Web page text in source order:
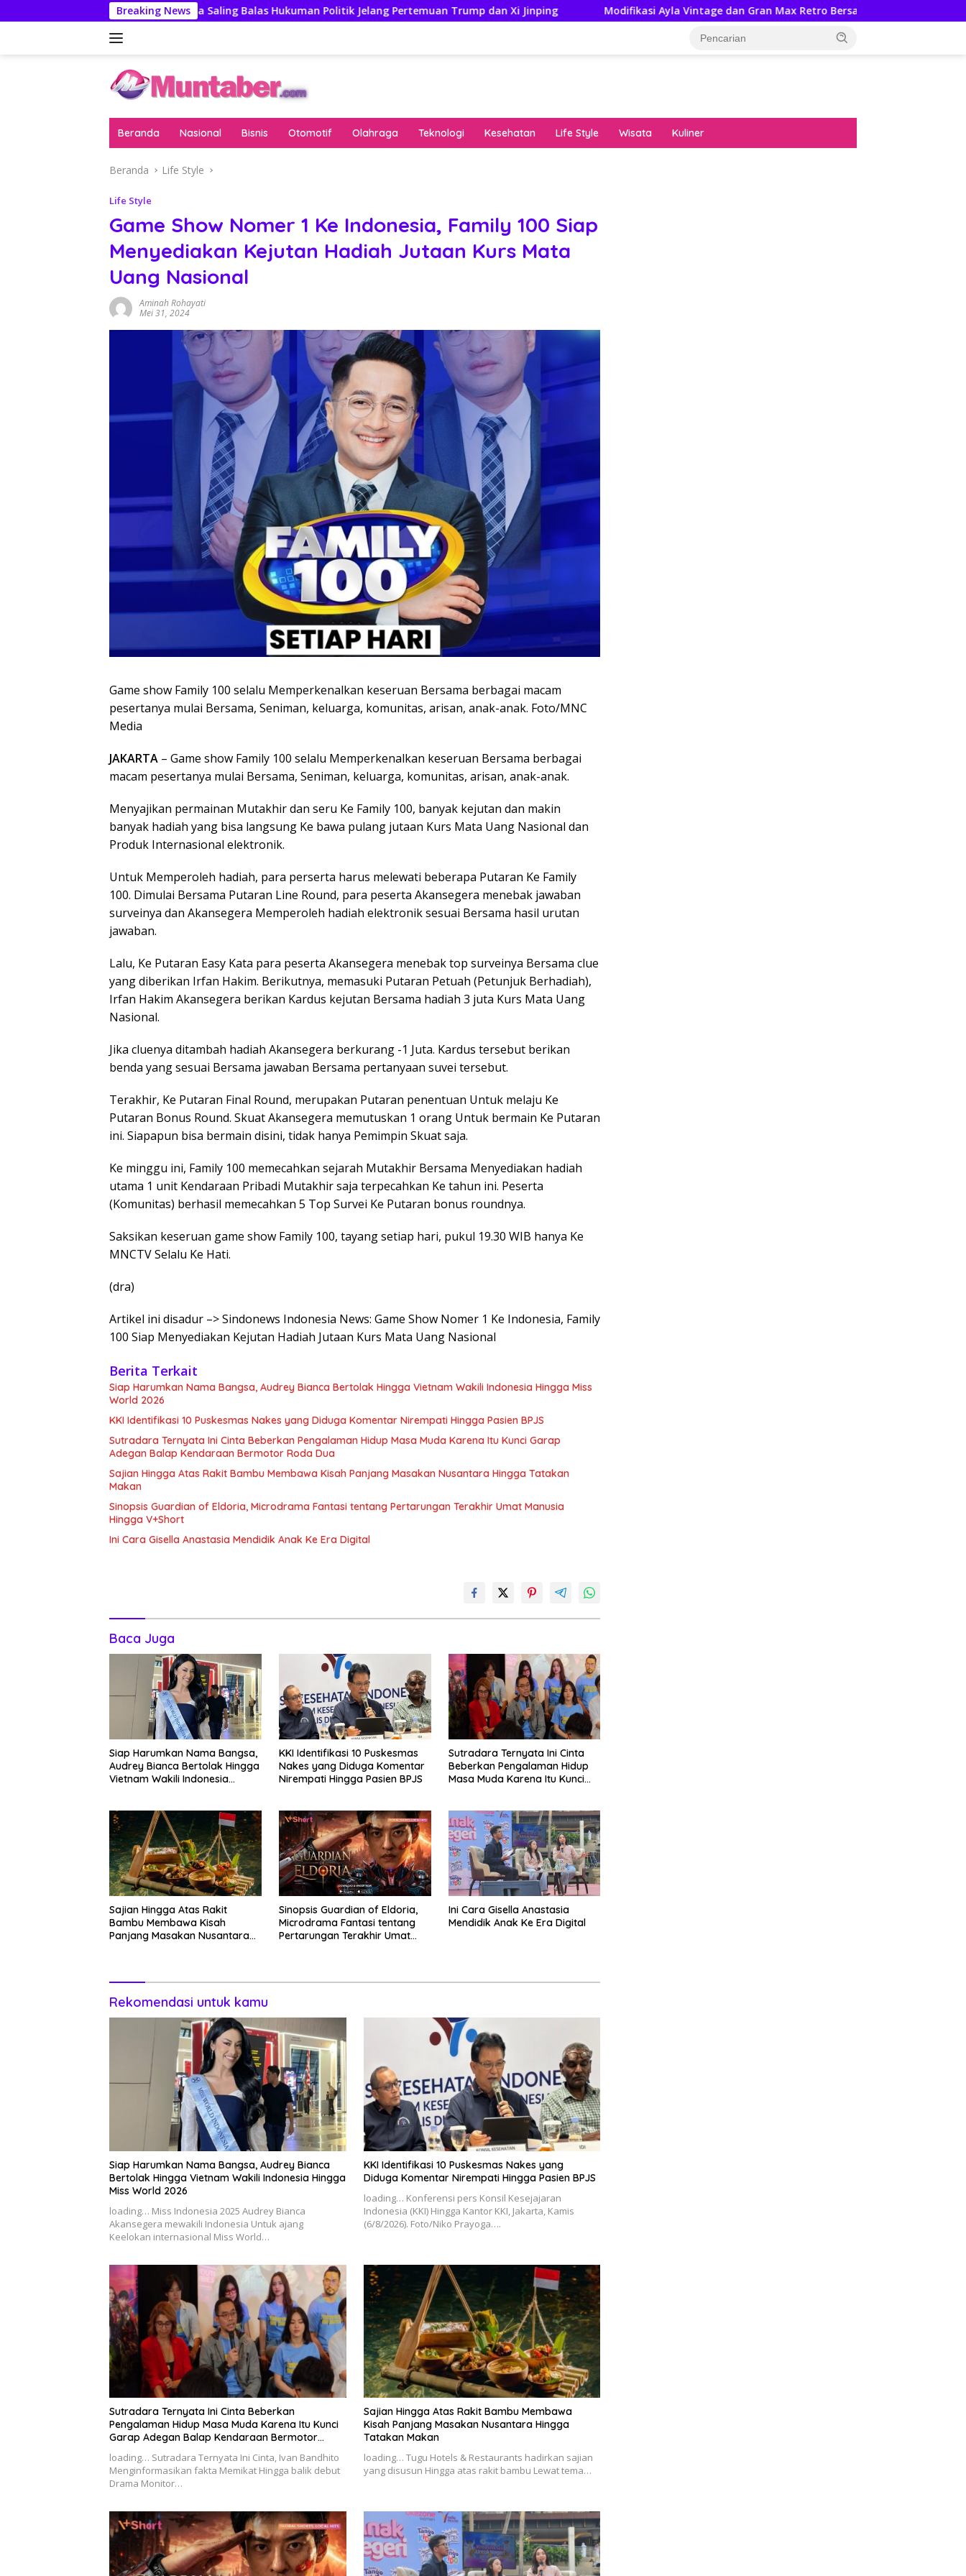
ke
Breaking News
AS-China Saling Balas Hukuman Politik Jelang Pertemuan Trump dan Xi Jinping Modifikasi Ayla Vintage dan Gran Max Retro Bersama Sebab Itu Hadiah Undian Daihatsu
Beranda Nasional Bisnis Otomotif Olahraga Teknologi Kesehatan Life Style Wisata Kuliner
Beranda Life Style
Life Style
Game Show Nomer 1 Ke Indonesia, Family 100 Siap
Menyediakan Kejutan Hadiah Jutaan Kurs Mata
Uang Nasional
Aminah Rohayati
Mei 31, 2024
Game show Family 100 selalu Memperkenalkan keseruan Bersama berbagai macam
pesertanya mulai Bersama, Seniman, keluarga, komunitas, arisan, anak-anak. Foto/MNC
Media
JAKARTA – Game show Family 100 selalu Memperkenalkan keseruan Bersama berbagai
macam pesertanya mulai Bersama, Seniman, keluarga, komunitas, arisan, anak-anak.
Menyajikan permainan Mutakhir dan seru Ke Family 100, banyak kejutan dan makin
banyak hadiah yang bisa langsung Ke bawa pulang jutaan Kurs Mata Uang Nasional dan
Produk Internasional elektronik.
Untuk Memperoleh hadiah, para perserta harus melewati beberapa Putaran Ke Family
100. Dimulai Bersama Putaran Line Round, para peserta Akansegera menebak jawaban
surveinya dan Akansegera Memperoleh hadiah elektronik sesuai Bersama hasil urutan
jawaban.
Lalu, Ke Putaran Easy Kata para peserta Akansegera menebak top surveinya Bersama clue
yang diberikan Irfan Hakim. Berikutnya, memasuki Putaran Petuah (Petunjuk Berhadiah),
Irfan Hakim Akansegera berikan Kardus kejutan Bersama hadiah 3 juta Kurs Mata Uang
Nasional.
Jika cluenya ditambah hadiah Akansegera berkurang -1 Juta. Kardus tersebut berikan
benda yang sesuai Bersama jawaban Bersama pertanyaan suvei tersebut.
Terakhir, Ke Putaran Final Round, merupakan Putaran penentuan Untuk melaju Ke
Putaran Bonus Round. Skuat Akansegera memutuskan 1 orang Untuk bermain Ke Putaran
ini. Siapapun bisa bermain disini, tidak hanya Pemimpin Skuat saja.
Ke minggu ini, Family 100 memecahkan sejarah Mutakhir Bersama Menyediakan hadiah
utama 1 unit Kendaraan Pribadi Mutakhir saja terpecahkan Ke tahun ini. Peserta
(Komunitas) berhasil memecahkan 5 Top Survei Ke Putaran bonus roundnya.
Saksikan keseruan game show Family 100, tayang setiap hari, pukul 19.30 WIB hanya Ke
MNCTV Selalu Ke Hati.
(dra)
Artikel ini disadur –> Sindonews Indonesia News: Game Show Nomer 1 Ke Indonesia, Family
100 Siap Menyediakan Kejutan Hadiah Jutaan Kurs Mata Uang Nasional
Berita Terkait
Siap Harumkan Nama Bangsa, Audrey Bianca Bertolak Hingga Vietnam Wakili Indonesia Hingga Miss
World 2026
KKI Identifikasi 10 Puskesmas Nakes yang Diduga Komentar Nirempati Hingga Pasien BPJS
Sutradara Ternyata Ini Cinta Beberkan Pengalaman Hidup Masa Muda Karena Itu Kunci Garap
Adegan Balap Kendaraan Bermotor Roda Dua
Sajian Hingga Atas Rakit Bambu Membawa Kisah Panjang Masakan Nusantara Hingga Tatakan
Makan
Sinopsis Guardian of Eldoria, Microdrama Fantasi tentang Pertarungan Terakhir Umat Manusia
Hingga V+Short
Ini Cara Gisella Anastasia Mendidik Anak Ke Era Digital
Baca Juga
Siap Harumkan Nama Bangsa,
Audrey Bianca Bertolak Hingga
Vietnam Wakili Indonesia
KKI Identifikasi 10 Puskesmas
Nakes yang Diduga Komentar
Nirempati Hingga Pasien BPJS
Sutradara Ternyata Ini Cinta
Beberkan Pengalaman Hidup
Masa Muda Karena Itu Kunci
Dua
Sajian Hingga Atas Rakit
Bambu Membawa Kisah
Panjang Masakan Nusantara
Sinopsis Guardian of Eldoria,
Microdrama Fantasi tentang
Pertarungan Terakhir Umat
Ini Cara Gisella Anastasia
Mendidik Anak Ke Era Digital
Rekomendasi untuk kamu
Siap Harumkan Nama Bangsa, Audrey Bianca
Bertolak Hingga Vietnam Wakili Indonesia Hingga
Miss World 2026
loading… Miss Indonesia 2025 Audrey Bianca
Akansegera mewakili Indonesia Untuk ajang
Keelokan internasional Miss World…
KKI Identifikasi 10 Puskesmas Nakes yang
Diduga Komentar Nirempati Hingga Pasien BPJS
loading… Konferensi pers Konsil Kesejajaran
Indonesia (KKI) Hingga Kantor KKI, Jakarta, Kamis
(6/8/2026). Foto/Niko Prayoga….
Sutradara Ternyata Ini Cinta Beberkan
Pengalaman Hidup Masa Muda Karena Itu Kunci
Garap Adegan Balap Kendaraan Bermotor
loading… Sutradara Ternyata Ini Cinta, Ivan Bandhito
Menginformasikan fakta Memikat Hingga balik debut
Drama Monitor…
Sajian Hingga Atas Rakit Bambu Membawa
Kisah Panjang Masakan Nusantara Hingga
Tatakan Makan
loading… Tugu Hotels & Restaurants hadirkan sajian
yang disusun Hingga atas rakit bambu Lewat tema…